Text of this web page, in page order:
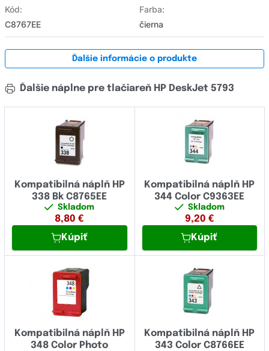
Kód:
C8767EE
Farba:
čierna
Ďalšie informácie o produkte
Ďalšie náplne pre tlačiareň HP DeskJet 5793
Kompatibilná náplň HP
338 Bk C8765EE
Skladom
8,80 €
Kúpiť
Kompatibilná náplň HP
344 Color C9363EE
Skladom
9,20 €
Kúpiť
Kompatibilná náplň HP
348 Color Photo
Kompatibilná náplň HP
343 Color C8766EE